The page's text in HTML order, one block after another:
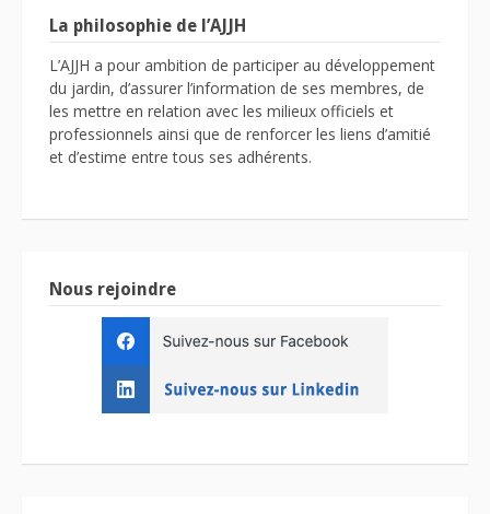
La philosophie de l’AJJH
L’AJJH a pour ambition de participer au développement
du jardin, d’assurer l’information de ses membres, de
les mettre en relation avec les milieux officiels et
professionnels ainsi que de renforcer les liens d’amitié
et d’estime entre tous ses adhérents.
Nous rejoindre